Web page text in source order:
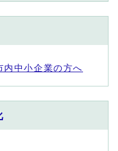
内中小企業の方へ